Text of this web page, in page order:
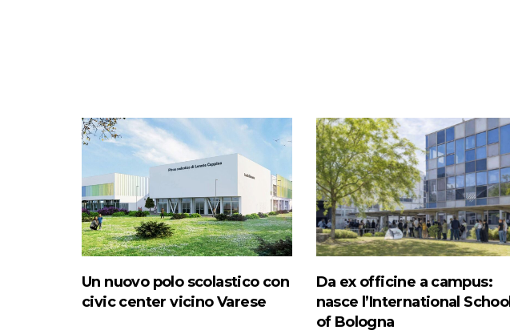
Un nuovo polo scolastico con
civic center vicino Varese
Da ex officine a campus:
nasce l’International School
of Bologna